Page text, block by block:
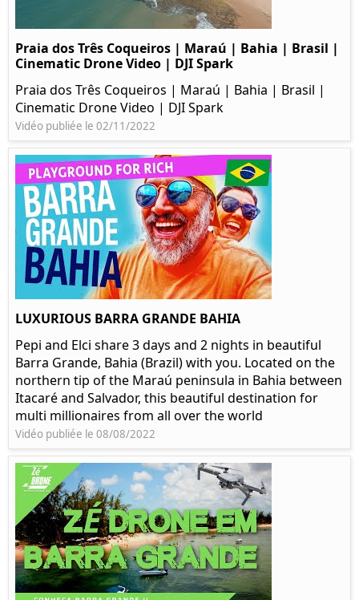
Praia dos Três Coqueiros | Maraú | Bahia | Brasil |
Cinematic Drone Video | DJI Spark
Praia dos Três Coqueiros | Maraú | Bahia | Brasil |
Cinematic Drone Video | DJI Spark
Vidéo publiée le 02/11/2022
LUXURIOUS BARRA GRANDE BAHIA
Pepi and Elci share 3 days and 2 nights in beautiful
Barra Grande, Bahia (Brazil) with you. Located on the
northern tip of the Maraú peninsula in Bahia between
Itacaré and Salvador, this beautiful destination for
multi millionaires from all over the world
Vidéo publiée le 08/08/2022